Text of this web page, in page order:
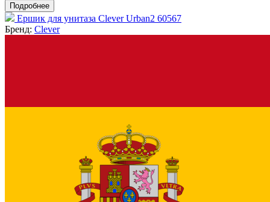
Подробнее
Ершик для унитаза Clever Urban2 60567
Бренд: Clever